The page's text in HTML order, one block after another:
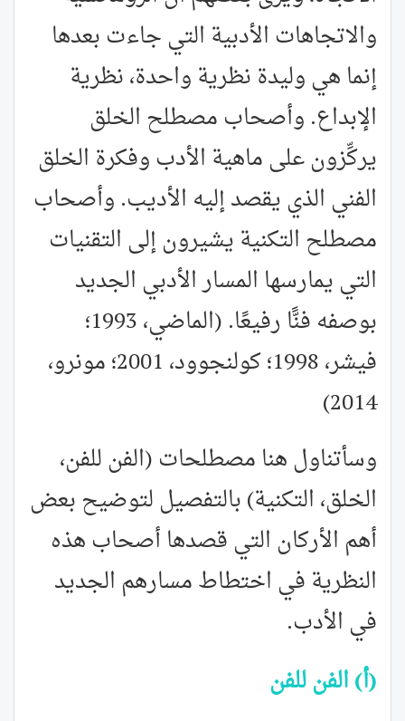
والاتجاهات الأدبية التي جاءت بعدها
إنما هي وليدة نظرية واحدة، نظرية
الإبداع. وأصحاب مصطلح الخلق
يركِّزون على ماهية الأدب وفكرة الخلق
الفني الذي يقصد إليه الأديب. وأصحاب
مصطلح التكنية يشيرون إلى التقنيات
التي يمارسها المسار الأدبي الجديد
بوصفه فنًّا رفيعًا. (الماضي، 1993؛
فيشر، 1998؛ كولنجوود، 2001؛ مونرو،
2014)
وسأتناول هنا مصطلحات (الفن للفن،
الخلق، التكنية) بالتفصيل لتوضيح بعض
أهم الأركان التي قصدها أصحاب هذه
النظرية في اختطاط مسارهم الجديد
في الأدب.
(أ) الفن للفن